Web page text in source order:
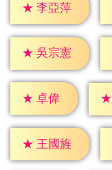
★ 李亞萍
★ 吳宗憲
★ 卓偉 ★
★ 王國旌